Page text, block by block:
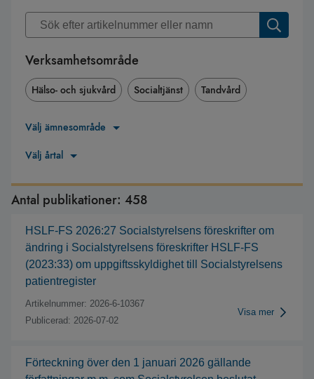
Verksamhetsområde
Hälso- och sjukvård Socialtjänst Tandvård
Välj ämnesområde
Välj årtal
Antal publikationer: 458
HSLF-FS 2026:27 Socialstyrelsens föreskrifter om
ändring i Socialstyrelsens föreskrifter HSLF-FS
(2023:33) om uppgiftsskyldighet till Socialstyrelsens
patientregister
Artikelnummer: 2026-6-10367
Publicerad: 2026-07-02
Visa mer
Förteckning över den 1 januari 2026 gällande